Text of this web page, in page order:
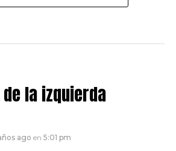
la izquierda
ago en 5:01 pm